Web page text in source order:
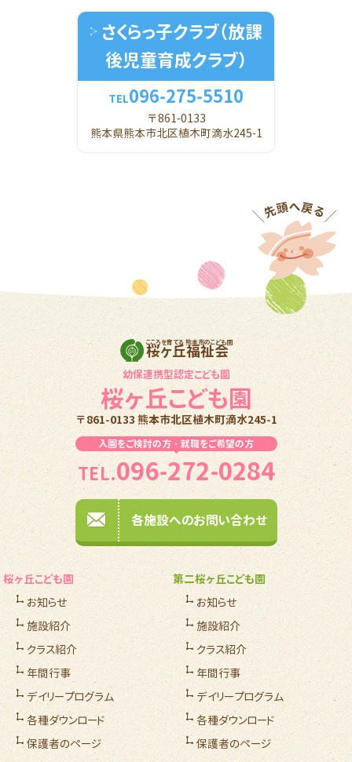
さくらっ子クラブ（放課
後児童育成クラブ）
TEL096-275-5510
〒861-0133
熊本県熊本市北区植木町滴水245-1
こころを育てる 熊本市のこども園
桜ヶ丘福祉会
幼保連携型認定こども園
桜ヶ丘こども園
〒861-0133 熊本市北区植木町滴水245-1
入園をご検討の方・就職をご希望の方
TEL.096-272-0284
各施設へのお問い合わせ
桜ヶ丘こども園
お知らせ
施設紹介
クラス紹介
年間行事
デイリープログラム
各種ダウンロード
保護者のページ
第二桜ヶ丘こども園
お知らせ
施設紹介
クラス紹介
年間行事
デイリープログラム
各種ダウンロード
保護者のページ